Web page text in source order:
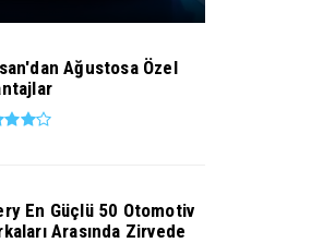
Ağustosa Özel
En Güçlü 50 Otomotiv
Arasında Zirvede